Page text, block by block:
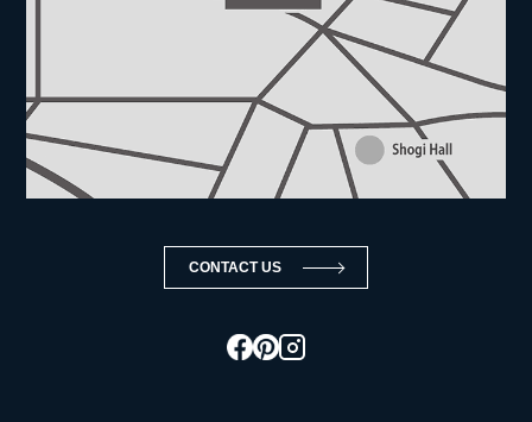
CONTACT US